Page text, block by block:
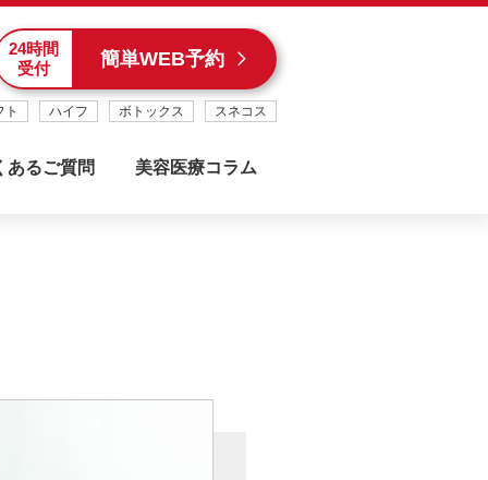
24時間
受付
簡単WEB予約
ト ハイフ ボトックス スネコス
あるご質問 美容医療コラム